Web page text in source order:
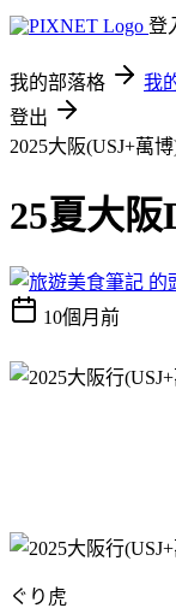
登
我的部落格 我
登出
2025大阪(USJ+萬
25夏大阪
10個月前
ぐり虎